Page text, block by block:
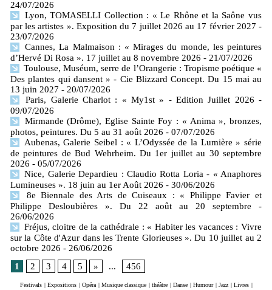
24/07/2026
Lyon, TOMASELLI Collection : « Le Rhône et la Saône vus
par les artistes ». Exposition du 7 juillet 2026 au 17 février 2027 -
23/07/2026
Cannes, La Malmaison : « Mirages du monde, les peintures
d’Hervé Di Rosa ». 17 juillet au 8 novembre 2026 - 21/07/2026
Toulouse, Muséum, serre de l’Orangerie : Tropisme poétique «
Des plantes qui dansent » - Cie Blizzard Concept. Du 15 mai au
13 juin 2027 - 20/07/2026
Paris, Galerie Charlot : « My1st » - Edition Juillet 2026 -
09/07/2026
Mirmande (Drôme), Eglise Sainte Foy : « Anima », bronzes,
photos, peintures. Du 5 au 31 août 2026 - 07/07/2026
Aubenas, Galerie Seibel : « L’Odyssée de la Lumière » série
de peintures de Bud Wehrheim. Du 1er juillet au 30 septembre
2026 - 05/07/2026
Nice, Galerie Depardieu : Claudio Rotta Loria - « Anaphores
Lumineuses ». 18 juin au 1er Août 2026 - 30/06/2026
8e Biennale des Arts de Cuiseaux : « Philippe Favier et
Philippe Desloubières ». Du 22 août au 20 septembre
-
26/06/2026
Fréjus, cloitre de la cathédrale : « Habiter les vacances : Vivre
sur la Côte d'Azur dans les Trente Glorieuses ». Du 10 juillet au 2
octobre 2026 - 26/06/2026
1
2 3 4 5 » ... 456
Festivals Expositions Opéra Musique classique théâtre Danse Humour Jazz Livres